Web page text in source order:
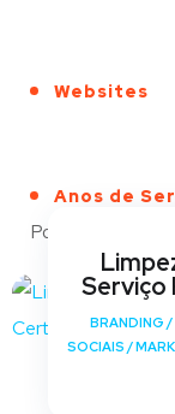
Websites
Anos de
Portfólio
Serviço
BRANDING /
SOCIAIS /